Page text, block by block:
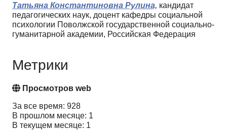
Татьяна Константиновна Рулина, кандидат
педагогических наук, доцент кафедры социальной
психологии Поволжской государственной социально-
гуманитарной академии, Российская Федерация
Метрики
Просмотров web
За все время: 928
В прошлом месяце: 1
В текущем месяце: 1